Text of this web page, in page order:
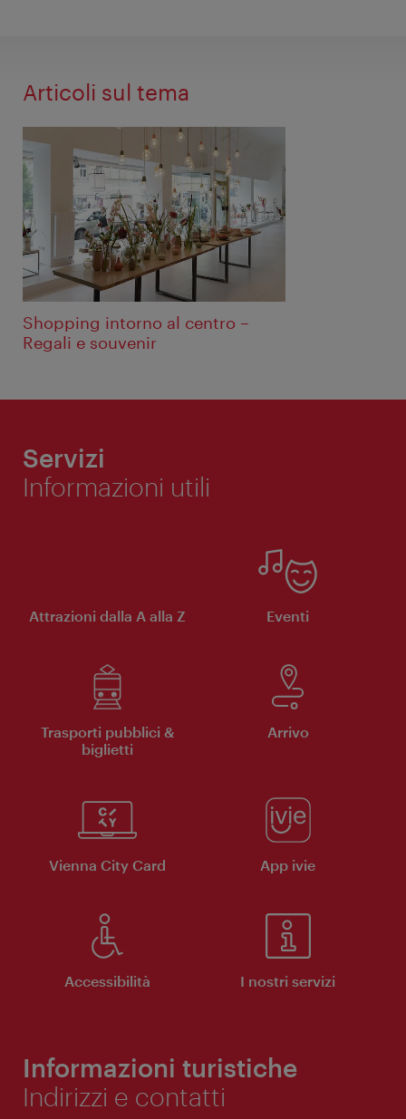
Articoli sul tema
Shopping intorno al centro –
Regali e souvenir
Servizi
Informazioni utili
Attrazioni dalla A alla Z Eventi
Trasporti pubblici &
biglietti
Arrivo
Vienna City Card App ivie
Accessibilità I nostri servizi
Informazioni turistiche
Indirizzi e contatti